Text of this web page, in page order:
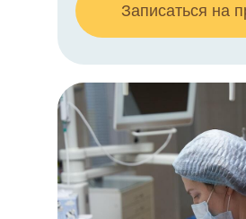
Записаться на